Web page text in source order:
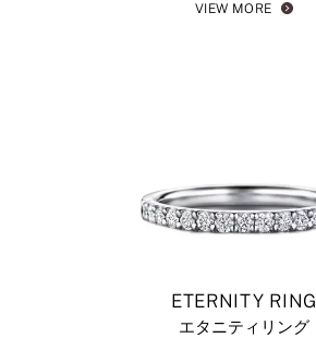
VIEW MORE
ETERNITY RING
エタニティリング